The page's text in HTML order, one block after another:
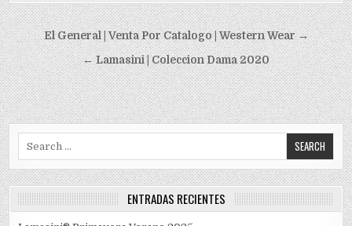
Navegación
de
entradas
El General | Venta Por Catalogo | Western Wear →
← Lamasini | Coleccion Dama 2020
ENTRADAS RECIENTES